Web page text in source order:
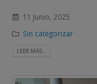
11 Junio, 2025
Sin categorizar
LEER MÁS...